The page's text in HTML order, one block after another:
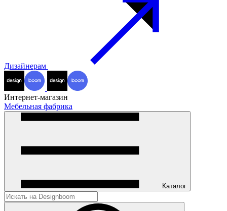
Дизайнерам
Интернет-магазин
Мебельная фабрика
Каталог